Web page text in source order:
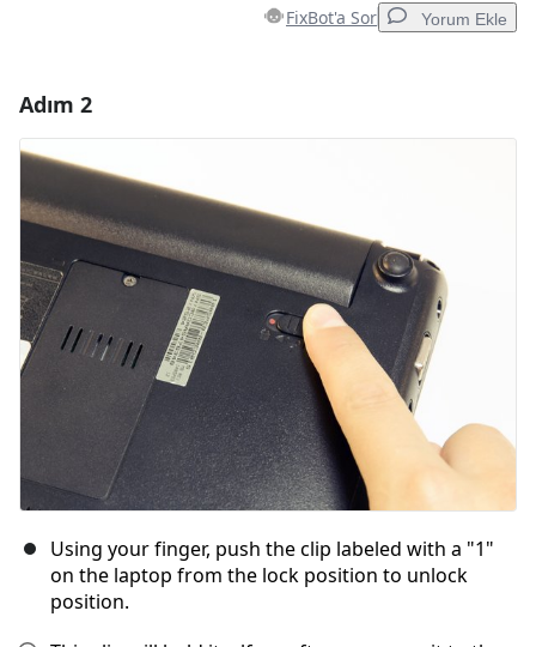
FixBot'a Sor Yorum Ekle
Yorum Ekle
Yorum gönder
Adım 2
Using your finger, push the clip labeled with a "1"
on the laptop from the lock position to unlock
position.